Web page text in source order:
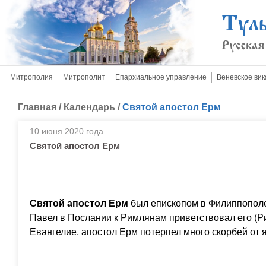
Митрополия Митрополит Епархиальное управление Веневское
Главная / Календарь /Святой апостол Ерм
10 июня 2020 года.
Святой апостол Ерм
Святой апостол Ерм был епископом в
Павел в Послании к Римлянам приветствовал его
Евангелие, апостол Ерм потерпел много скорбей от